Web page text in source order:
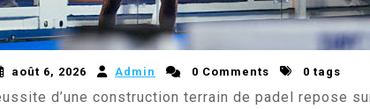
août 6, 2026 Admin 0 Comments 0 tags
d’une construction terrain de padel repose